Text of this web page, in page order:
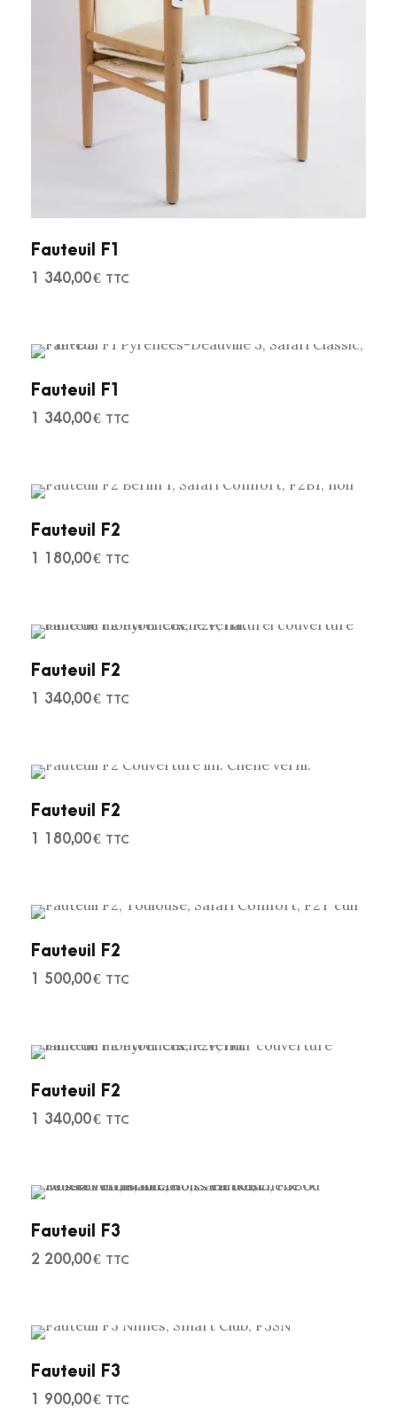
Fauteuil F1
1 340,00€ TTC
Fauteuil F1
1 340,00€ TTC
Fauteuil F2
1 180,00€ TTC
Fauteuil F2
1 340,00€ TTC
Fauteuil F2
1 180,00€ TTC
Fauteuil F2
1 500,00€ TTC
Fauteuil F2
1 340,00€ TTC
Fauteuil F3
2 200,00€ TTC
Fauteuil F3
1 900,00€ TTC